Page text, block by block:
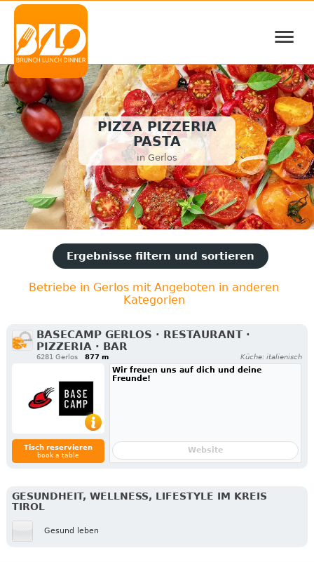
≡
PIZZA PIZZERIA
PASTA
in Gerlos
Ergebnisse filtern und sortieren
Betriebe in Gerlos mit Angeboten in anderen
Kategorien
BASECAMP GERLOS · RESTAURANT ·
PIZZERIA · BAR
6281 Gerlos 877 m Küche: italienisch
Tisch reservieren
book a table
Wir freuen uns auf dich und deine
Freunde!
Website
GESUNDHEIT, WELLNESS, LIFESTYLE IM KREIS
TIROL
Gesund leben